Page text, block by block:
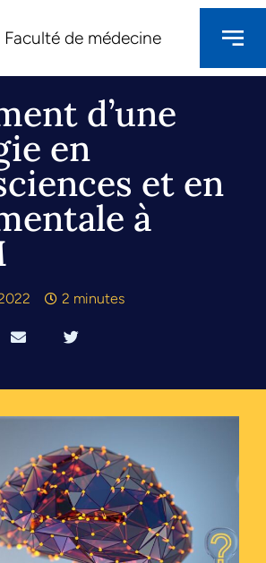
Faculté de médecine
d’une
en
et en
à
2 minutes